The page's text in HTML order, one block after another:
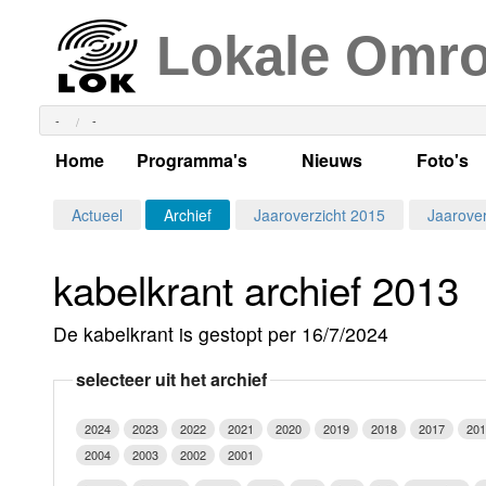
Lokale
- -
Home Programma's
Alle dagen
Per dag
Maandag
Luister LOK Live
Nieuws
Actueel Lokaal
Kabelkrant
Foto's
Actueel Archief Jaaroverzicht 2015
kabelkrant archief 2013
De kabelkrant is gestopt per 16/7/2024
selecteer uit het archief
2024 2023 2022 2021 2020 2019 2018 2017
2004
2003 2002
2001